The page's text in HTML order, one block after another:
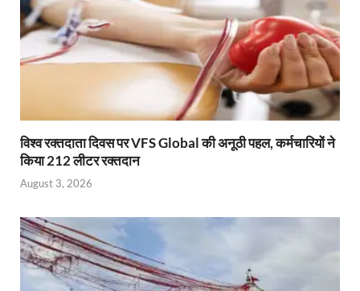
विश्व रक्तदाता दिवस पर VFS Global की अनूठी पहल, कर्मचारियों ने
किया 212 लीटर रक्तदान
August 3, 2026